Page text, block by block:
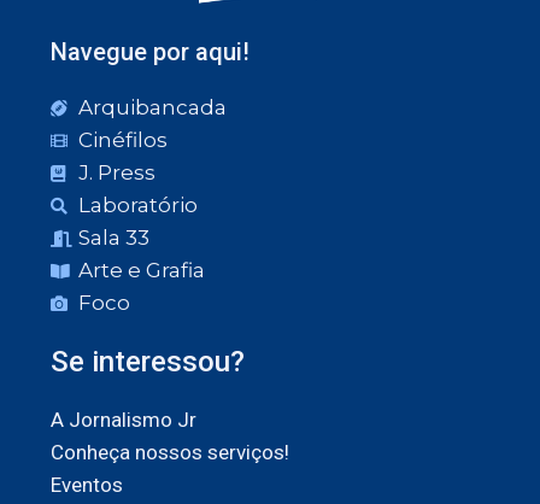
Navegue por aqui!
Arquibancada
Cinéfilos
J. Press
Laboratório
Sala 33
Arte e Grafia
Foco
Se interessou?
A Jornalismo Jr
Conheça nossos serviços!
Eventos